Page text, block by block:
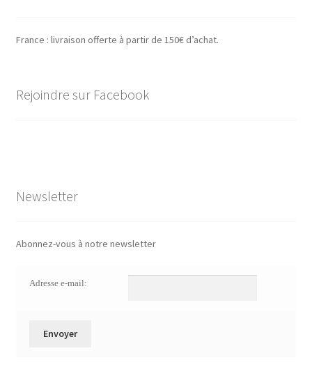
France : livraison offerte à partir de 150€ d’achat.
Rejoindre sur Facebook
Newsletter
Abonnez-vous à notre newsletter
Adresse e-mail: